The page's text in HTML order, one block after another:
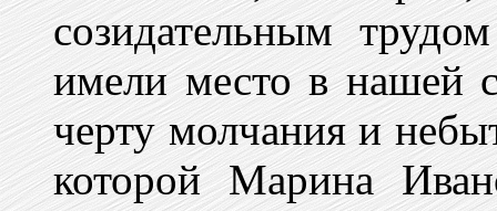
созидательным
имели место в нашей
черту молчания и
которой Марина